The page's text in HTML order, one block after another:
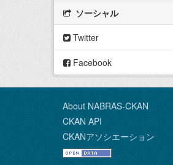
ソーシャル
Twitter
Facebook
About NABRAS-CKAN
CKAN API
CKANアソシエーション